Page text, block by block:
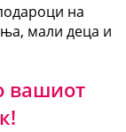
на
мали деца и
вашиот